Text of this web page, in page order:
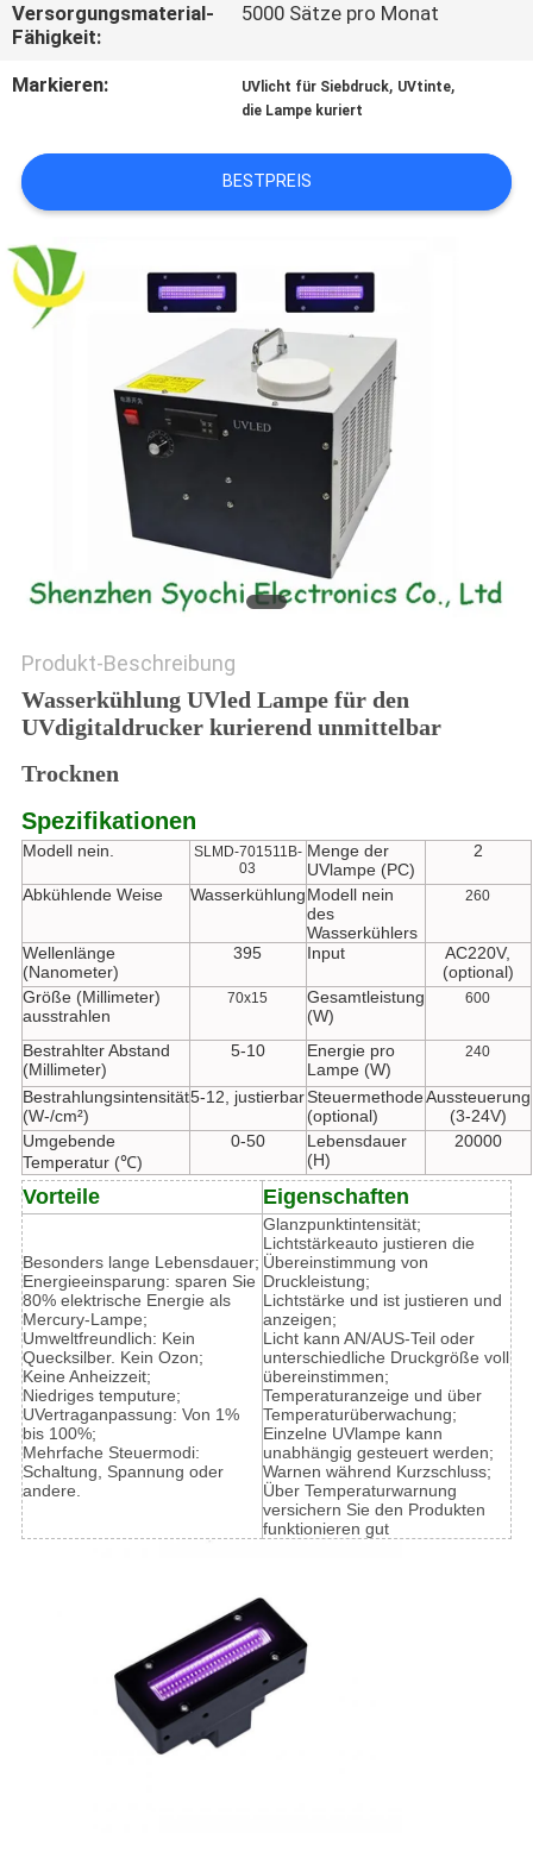
NACHRICHTEN
SIE
EIN
ZITAT
SITEMAP
PRIVACY
Versorgungsmaterial-
Fähigkeit:
5000 Sätze pro Monat
Markieren: UVlicht für Siebdruck, UVtinte,
die Lampe kuriert
BESTPREIS
Produkt-Beschreibung
Wasserkühlung UVled Lampe für den
UVdigitaldrucker kurierend unmittelbar
Trocknen
Spezifikationen
Modell nein.
SLMD-701511B-
03
Menge der
UVlampe (PC)
2
Abkühlende Weise WasserkühlungModell nein
des
Wasserkühlers
260
Wellenlänge
(Nanometer)
395 Input
AC220V,
(optional)
Größe (Millimeter)
ausstrahlen
70x15
Gesamtleistung
(W)
600
Bestrahlter Abstand
(Millimeter)
5-10
Energie pro
Lampe (W)
240
Bestrahlungsintensität
(W-/cm²)
5-12, justierbarSteuermethode
(optional)
Aussteuerung
(3-24V)
Umgebende
Temperatur (℃)
0-50
Lebensdauer
(H)
20000
Vorteile Eigenschaften
Besonders lange Lebensdauer;
Energieeinsparung: sparen Sie
80% elektrische Energie als
Mercury-Lampe;
Umweltfreundlich: Kein
Quecksilber. Kein Ozon;
Keine Anheizzeit;
Niedriges temputure;
UVertraganpassung: Von 1%
bis 100%;
Mehrfache Steuermodi:
Schaltung, Spannung oder
andere.
Glanzpunktintensität;
Lichtstärkeauto justieren die
Übereinstimmung von
Druckleistung;
Lichtstärke und ist justieren und
anzeigen;
Licht kann AN/AUS-Teil oder
unterschiedliche Druckgröße voll
übereinstimmen;
Temperaturanzeige und über
Temperaturüberwachung;
Einzelne UVlampe kann
unabhängig gesteuert werden;
Warnen während Kurzschluss;
Über Temperaturwarnung
versichern Sie den Produkten
funktionieren gut